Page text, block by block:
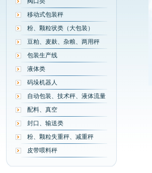
移动式包装秤
粉、颗粒状类（大包装）
豆粕、麦麸、杂粮、两用秤
包装生产线
液体类
码垛机器人
自动包装、技术秤、液体流量
配料、真空
封口、输送类
粉、颗粒失重秤、减重秤
皮带喂料秤